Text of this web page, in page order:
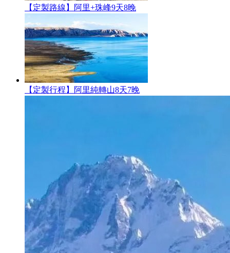
【定製路線】阿里+珠峰9天8晚
【定製行程】阿里純轉山8天7晚